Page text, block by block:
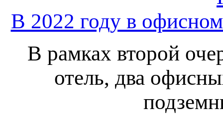
В 2022 году в
В рамках второй
отель, два